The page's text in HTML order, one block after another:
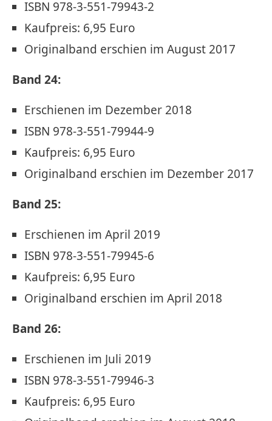
ISBN 978-3-551-79943-2
Kaufpreis: 6,95 Euro
Originalband erschien im August 2017
Band 24:
Erschienen im Dezember 2018
ISBN 978-3-551-79944-9
Kaufpreis: 6,95 Euro
Originalband erschien im Dezember 2017
Band 25:
Erschienen im April 2019
ISBN 978-3-551-79945-6
Kaufpreis: 6,95 Euro
Originalband erschien im April 2018
Band 26:
Erschienen im Juli 2019
ISBN 978-3-551-79946-3
Kaufpreis: 6,95 Euro